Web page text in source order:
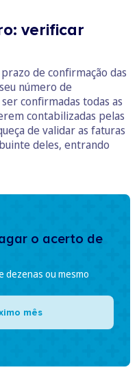
verificar
de confirmação das
número de
confirmadas todas as
contabilizadas pelas
de validar as faturas
deles, entrando
o acerto de
dezenas ou mesmo
mês